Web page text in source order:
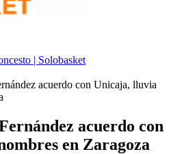
| Solobasket
acuerdo con Unicaja, lluvia
acuerdo con
en Zaragoza